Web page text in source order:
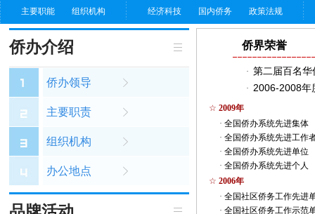
主要职能
组织机构
经济科技
国内侨务 政策法规
侨办介绍
侨办领导
主要职责
组织机构
办公地点
侨界荣誉
·第二届百名华
·2006-2008年
☆ 2009年
·全国侨办系统先进集体
·全国侨办系统先进工作
·全国侨办系统先进单位
·全国侨办系统先进个人
☆ 2006年
·全国社区侨务工作先进
·全国社区侨务工作示范